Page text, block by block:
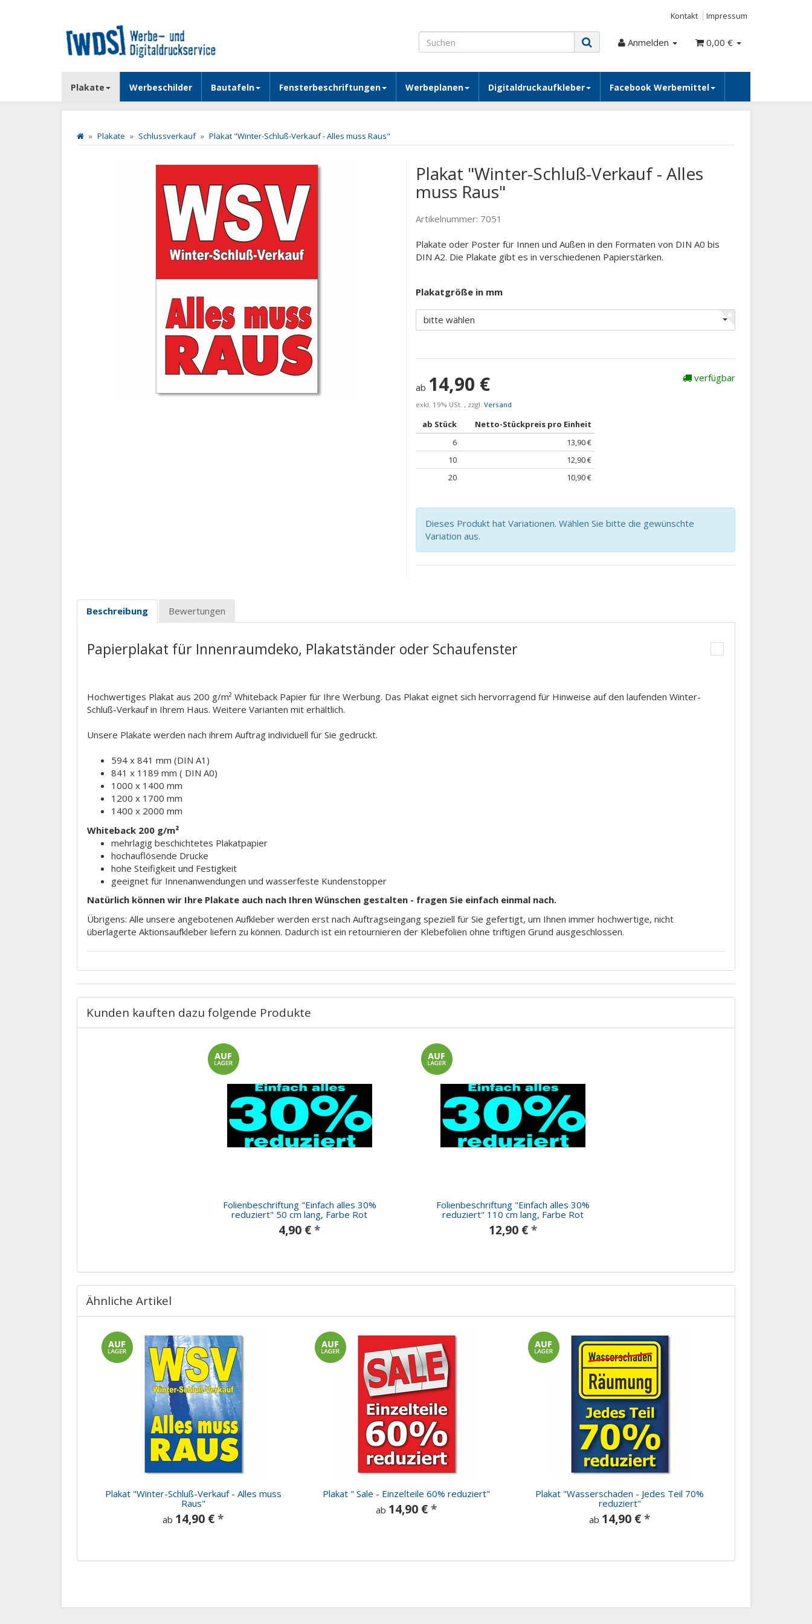
Kontakt Impressum
Anmelden 0,00 €
Plakate Werbeschilder Bautafeln Fensterbeschriftungen Werbeplanen Digitaldruckaufkleber Facebook Werbemittel
Plakate Schlussverkauf Plakat "Winter-Schluß-Verkauf - Alles muss Raus"
Plakat "Winter-Schluß-Verkauf - Alles
muss Raus"
Artikelnummer: 7051
Plakate oder Poster für Innen und Außen in den Formaten von DIN A0 bis
DIN A2. Die Plakate gibt es in verschiedenen Papierstärken.
Plakatgröße in mm
bitte wählen
ab 14,90 €
exkl. 19% USt. , zzgl. Versand
ab Stück
Netto-Stückpreis pro Einheit
6
13,90 €
10
12,90 €
20
10,90 €
verfügbar
Dieses Produkt hat Variationen. Wählen Sie bitte die gewünschte
Variation aus.
Beschreibung Bewertungen
Papierplakat für Innenraumdeko, Plakatständer oder Schaufenster
Hochwertiges Plakat aus 200 g/m² Whiteback Papier für Ihre Werbung. Das Plakat eignet sich hervorragend für Hinweise auf den laufenden Winter-
Schluß-Verkauf in Ihrem Haus. Weitere Varianten mit erhältlich.
Unsere Plakate werden nach ihrem Auftrag individuell für Sie gedruckt.
594 x 841 mm (DIN A1)
841 x 1189 mm ( DIN A0)
1000 x 1400 mm
1200 x 1700 mm
1400 x 2000 mm
Whiteback 200 g/m²
mehrlagig beschichtetes Plakatpapier
hochauflösende Drucke
hohe Steifigkeit und Festigkeit
geeignet für Innenanwendungen und wasserfeste Kundenstopper
Natürlich können wir Ihre Plakate auch nach Ihren Wünschen gestalten - fragen Sie einfach einmal nach.
Übrigens: Alle unsere angebotenen Aufkleber werden erst nach Auftragseingang speziell für Sie gefertigt, um Ihnen immer hochwertige, nicht
überlagerte Aktionsaufkleber liefern zu können. Dadurch ist ein retournieren der Klebefolien ohne triftigen Grund ausgeschlossen.
Kunden kauften dazu folgende Produkte
Folienbeschriftung "Einfach alles 30%
reduziert" 50 cm lang, Farbe Rot
4,90 €*
Folienbeschriftung "Einfach alles 30%
reduziert" 110 cm lang, Farbe Rot
12,90 € *
Ähnliche Artikel
Plakat "Winter-Schluß-Verkauf - Alles muss
Raus"
ab 14,90 €*
Plakat " Sale - Einzelteile 60% reduziert"
ab 14,90 €*
Plakat "Wasserschaden - Jedes Teil 70%
reduziert"
ab 14,90 €*